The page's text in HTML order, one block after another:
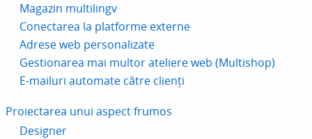
Magazin multilingv
Conectarea la platforme externe
Adrese web personalizate
Gestionarea mai multor ateliere web (Multishop)
E-mailuri automate către clienți
Proiectarea unui aspect frumos
Designer